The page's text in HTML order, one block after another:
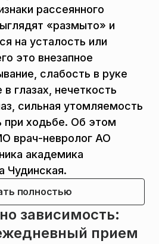
рассеянного
«размыто» и
на усталость или
это внезапное
слабость в руке
глазах, нечеткость
сильная утомляемость
при ходьбе. Об этом
врач-невролог АО
академика
Чудинская.
полностью
зависимость:
прием